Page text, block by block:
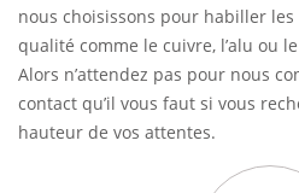
nous choisissons pour habiller
qualité comme le cuivre, l’alu ou
Alors n’attendez pas pour nous
contact qu’il vous faut si vous
hauteur de vos attentes.